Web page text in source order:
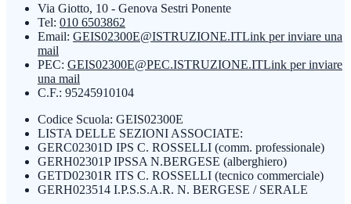
Via Giotto, 10 - Genova Sestri Ponente
Tel: 010 6503862
Email: GEIS02300E@ISTRUZIONE.ITLink per inviare una
mail
PEC: GEIS02300E@PEC.ISTRUZIONE.ITLink per inviare
una mail
C.F.: 95245910104
Codice Scuola: GEIS02300E
LISTA DELLE SEZIONI ASSOCIATE:
GERC02301D IPS C. ROSSELLI (comm. professionale)
GERH02301P IPSSA N.BERGESE (alberghiero)
GETD02301R ITS C. ROSSELLI (tecnico commerciale)
GERH023514 I.P.S.S.A.R. N. BERGESE / SERALE